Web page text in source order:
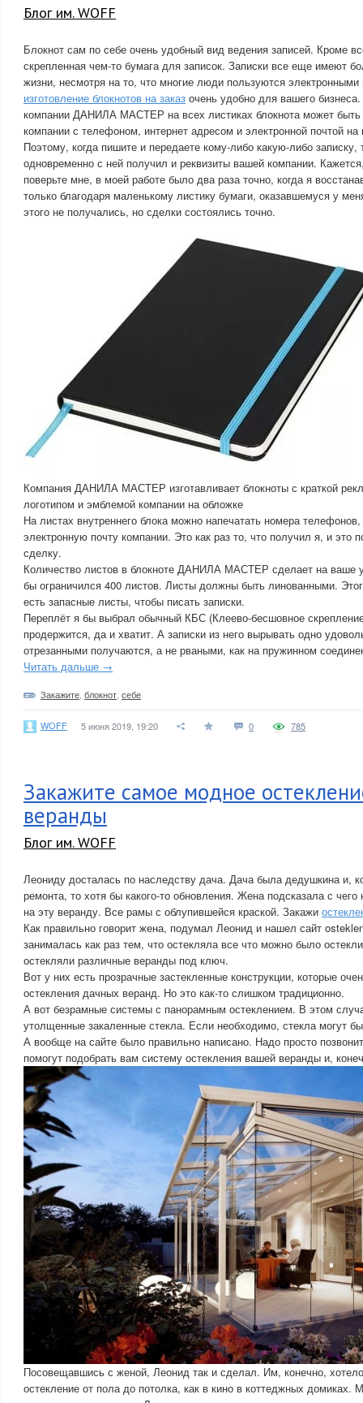
Блог им. WOFF
Блокнот сам по себе очень удобный вид ведения записей. Кроме
скрепленная чем-то бумага для записок. Записки все еще имеют
жизни, несмотря на то, что многие люди пользуются электронными
изготовление блокнотов на заказ очень удобно для вашего
компании ДАНИЛА МАСТЕР на всех листиках блокнота может быть
компании с телефоном, интернет адресом и электронной почтой
Поэтому, когда пишите и передаете кому-либо какую-либо
одновременно с ней получил и реквизиты вашей компании.
поверьте мне, в моей работе было два раза точно, когда я
только благодаря маленькому листику бумаги, оказавшемуся у
этого не получались, но сделки состоялись точно.
Компания ДАНИЛА МАСТЕР изготавливает блокноты с краткой
логотипом и эмблемой компании на обложке
На листах внутреннего блока можно напечатать номера
электронную почту компании. Это как раз то, что получил я, и это
сделку.
Количество листов в блокноте ДАНИЛА МАСТЕР сделает на ваше
бы ограничился 400 листов. Листы должны быть линованными.
есть запасные листы, чтобы писать записки.
Переплёт я бы выбрал обычный КБС (Клеево-бесшовное
продержится, да и хватит. А записки из него вырывать одно
отрезанными получаются, а не рваными, как на пружинном
Читать дальше →
Закажите блокнот себе
WOFF 5 июня 2019, 19:20 0 785
Закажите самое модное
веранды
Блог им. WOFF
Леониду досталась по наследству дача. Дача была дедушкина и,
ремонта, то хотя бы какого-то обновления. Жена подсказала с
на эту веранду. Все рамы с облупившейся краской. Закажи
Как правильно говорит жена, подумал Леонид и нашел сайт
занималась как раз тем, что остекляла все что можно было
остекляли различные веранды под ключ.
Вот у них есть прозрачные застекленные конструкции, которые
остекления дачных веранд. Но это как-то слишком традиционно.
А вот безрамные системы с панорамным остеклением. В этом
утолщенные закаленные стекла. Если необходимо, стекла могут
А вообще на сайте было правильно написано. Надо просто
помогут подобрать вам систему остекления вашей веранды и,
Посовещавшись с женой, Леонид так и сделал. Им, конечно,
остекление от пола до потолка, как в кино в коттеджных домиках.